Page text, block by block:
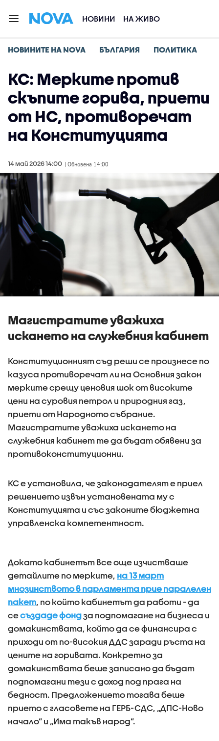
НОВИНИ НА ЖИВО
НОВИНИТЕ НА NOVA БЪЛГАРИЯ ПОЛИТИКА
КС: Мерките против
скъпите горива, приети
от НС, противоречат
на Конституцията
14 май 2026 14:00 | Обновена 14:00
Магистратите уважиха
искането на служебния кабинет
Конституционният съд реши се произнесе по
казуса противоречат ли на Основния закон
мерките срещу ценовия шок от високите
цени на суровия петрол и природния газ,
приети от Народното събрание.
Магистратите уважиха искането на
служебния кабинет те да бъдат обявени за
противоконституционни.
КС е установила, че законодателят е приел
решението извън установената му с
Конституцията и със законите бюджетна
управленска компетентност.
Докато кабинетът все още изчистваше
детайлите по мерките, на 13 март
мнозинството в парламента прие паралелен
пакет, по който кабинетът да работи - да
сесъздаде фондза подпомагане на бизнеса и
домакинствата, който да се финансира с
приходи от по-високия ДДС заради ръста на
цените на горивата. Конкретно за
домакинствата беше записано да бъдат
подпомагани тези с доход под прага на
бедност. Предложението тогава беше
прието с гласовете на ГЕРБ-СДС, „ДПС-Ново
начало” и „Има такъв народ”.